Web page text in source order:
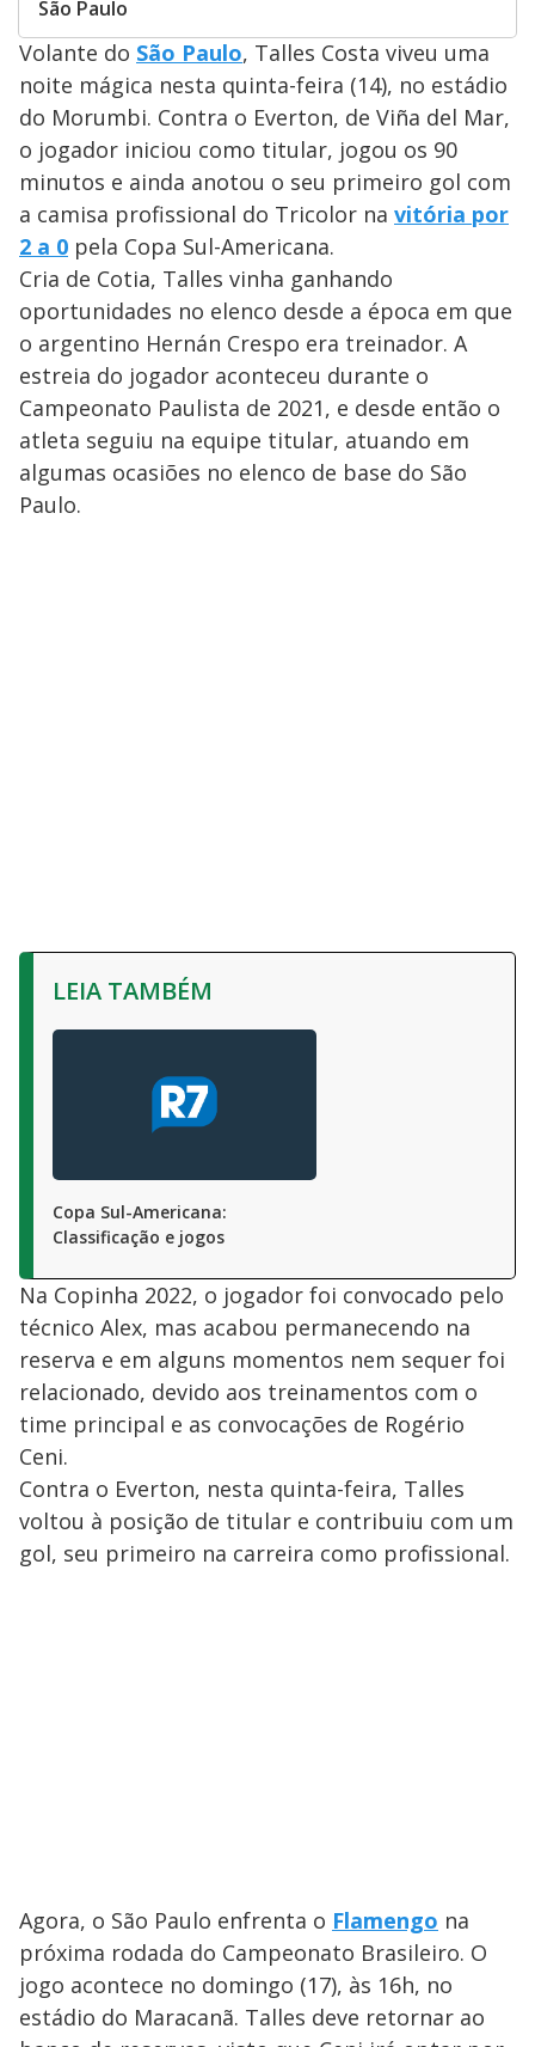
São Paulo
Volante do São Paulo, Talles Costa viveu uma
noite mágica nesta quinta-feira (14), no estádio
do Morumbi. Contra o Everton, de Viña del Mar,
o jogador iniciou como titular, jogou os 90
minutos e ainda anotou o seu primeiro gol com
a camisa profissional do Tricolor na vitória por
2 a 0 pela Copa Sul-Americana.
Cria de Cotia, Talles vinha ganhando
oportunidades no elenco desde a época em que
o argentino Hernán Crespo era treinador. A
estreia do jogador aconteceu durante o
Campeonato Paulista de 2021, e desde então o
atleta seguiu na equipe titular, atuando em
algumas ocasiões no elenco de base do São
Paulo.
LEIA TAMBÉM
Copa Sul-Americana:
Classificação e jogos
Na Copinha 2022, o jogador foi convocado pelo
técnico Alex, mas acabou permanecendo na
reserva e em alguns momentos nem sequer foi
relacionado, devido aos treinamentos com o
time principal e as convocações de Rogério
Ceni.
Contra o Everton, nesta quinta-feira, Talles
voltou à posição de titular e contribuiu com um
gol, seu primeiro na carreira como profissional.
Agora, o São Paulo enfrenta o Flamengo na
próxima rodada do Campeonato Brasileiro. O
jogo acontece no domingo (17), às 16h, no
estádio do Maracanã. Talles deve retornar ao